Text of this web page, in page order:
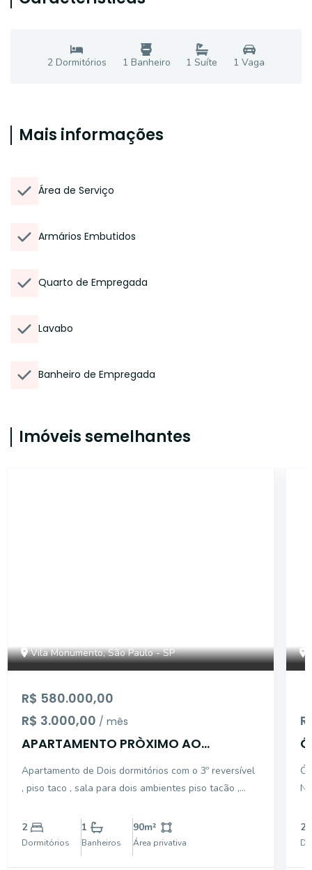
2Dormitórios 1 Banheiro 1 Suíte 1 Vaga
Mais informações
Área de Serviço
Armários Embutidos
Quarto de Empregada
Lavabo
Banheiro de Empregada
Imóveis semelhantes
Vila Monumento, São Paulo - SP
R$ 580.000,00
R$ 3.000,00 / mês
APARTAMENTO PRÒXIMO AO
Apartamento de Dois dormitórios com o 3º reversível
, piso taco , sala para dois ambientes piso tacão ,
2
Dormitórios
1
Banheiros
90m²
Área privativa
2